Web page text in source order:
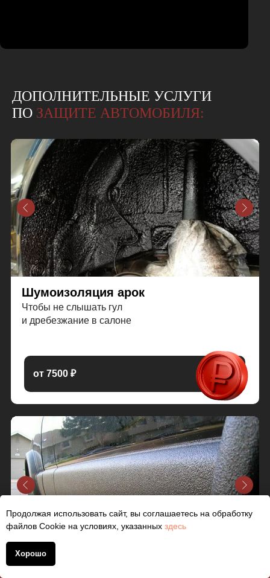
ДОПОЛНИТЕЛЬНЫЕ УСЛУГИ
ПО ЗАЩИТЕ АВТОМОБИЛЯ:
Чтобы не слышать гул
и дребезжание в салоне
Шумоизоляция арок
от 7500 ₽
Антигравий
Продолжая использовать сайт, вы соглашаетесь на обработку
файлов Cookie на условиях, указанных здесь
Хорошо